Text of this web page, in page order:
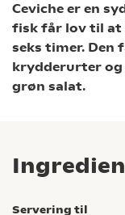
Ceviche er en
fisk får lov til at
seks timer. Den
krydderurter og
grøn salat.
Servering til